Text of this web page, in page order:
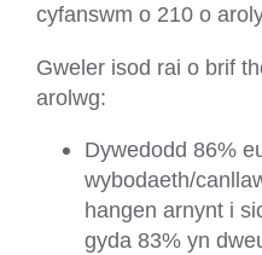
cyfanswm o 210 o
Gweler isod rai o brif
arolwg:
Dywedodd 86%
wybodaeth/
hangen arnynt i
gyda 83% yn